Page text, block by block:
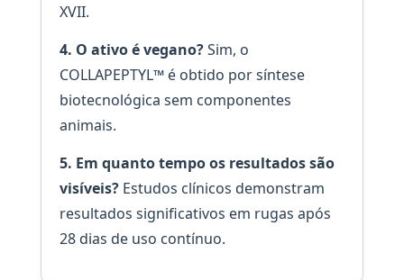
XVII.
4. O ativo é vegano?Sim, o
COLLAPEPTYL™ é obtido por síntese
biotecnológica sem componentes
animais.
5. Em quanto tempo os resultados são
visíveis? Estudos clínicos demonstram
resultados significativos em rugas após
28 dias de uso contínuo.